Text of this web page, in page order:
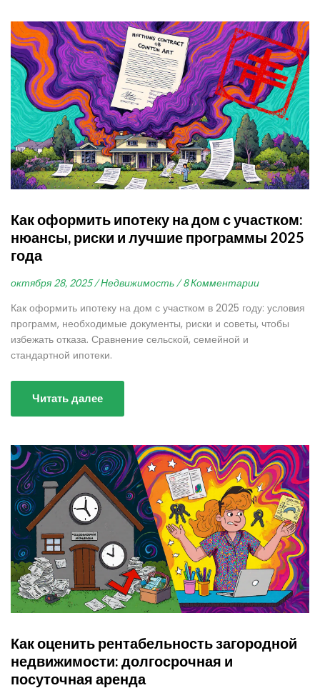
Как оформить ипотеку на дом с участком:
нюансы, риски и лучшие программы 2025
года
октября 28, 2025 / Недвижимость / 8 Комментарии
Как оформить ипотеку на дом с участком в 2025 году: условия
программ, необходимые документы, риски и советы, чтобы
избежать отказа. Сравнение сельской, семейной и
стандартной ипотеки.
Читать далее
Как оценить рентабельность загородной
недвижимости: долгосрочная и
посуточная аренда